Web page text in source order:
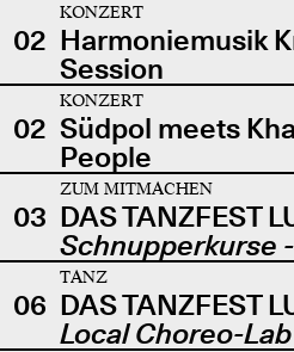
02
KONZERT
Harmoniemusik
Session
02
KONZERT
Südpol meets
People
03
ZUM MITMACHEN
DAS TANZFEST
Schnupperkurse
06
TANZ
DAS TANZFEST
Local Choreo-Lab